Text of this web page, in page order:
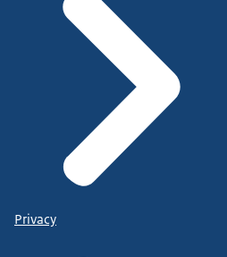
Privacy